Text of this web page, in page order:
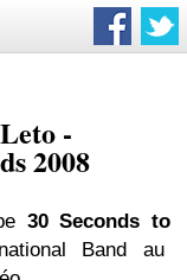
-
2008
30 Seconds to
Band au